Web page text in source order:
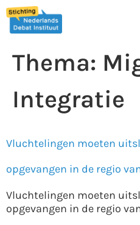
Thema:
Integratie
Vluchtelingen moeten
opgevangen in de regio
Vluchtelingen moeten
opgevangen in de regio